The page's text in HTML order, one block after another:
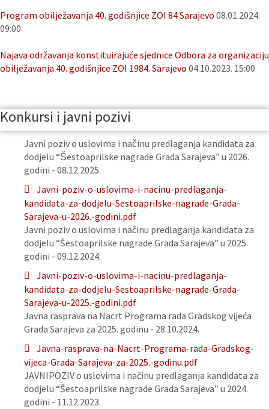
Program obilježavanja 40. godišnjice ZOI 84 Sarajevo 08.01.2024.
09:00
Najava održavanja konstituirajuće sjednice Odbora za organizaciju
obilježavanja 40. godišnjice ZOI 1984. Sarajevo 04.10.2023. 15:00
Konkursi i javni pozivi
Javni poziv o uslovima i načinu predlaganja kandidata za
dodjelu “Šestoaprilske nagrade Grada Sarajeva” u 2026.
godini - 08.12.2025.
Javni-poziv-o-uslovima-i-nacinu-predlaganja-
kandidata-za-dodjelu-Sestoaprilske-nagrade-Grada-
Sarajeva-u-2026.-godini.pdf
Javni poziv o uslovima i načinu predlaganja kandidata za
dodjelu “Šestoaprilske nagrade Grada Sarajeva” u 2025.
godini - 09.12.2024.
Javni-poziv-o-uslovima-i-nacinu-predlaganja-
kandidata-za-dodjelu-Sestoaprilske-nagrade-Grada-
Sarajeva-u-2025.-godini.pdf
Javna rasprava na Nacrt Programa rada Gradskog vijeća
Grada Sarajeva za 2025. godinu - 28.10.2024.
Javna-rasprava-na-Nacrt-Programa-rada-Gradskog-
vijeca-Grada-Sarajeva-za-2025.-godinu.pdf
JAVNIPOZIV o uslovima i načinu predlaganja kandidata za
dodjelu “Šestoaprilske nagrade Grada Sarajeva” u 2024.
godini - 11.12.2023.